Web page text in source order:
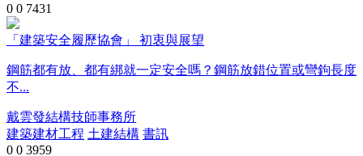
0 0 7431
「建築安全履歷協會」 初衷與展望
鋼筋都有放、都有綁就一定安全嗎？鋼筋放錯位置或彎鉤長度
不...
戴雲發結構技師事務所
建築建材工程 土建結構 書訊
0 0 3959